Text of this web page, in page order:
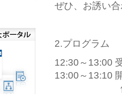
ぜひ、お誘い
2.プログラム
12:30～13:00
13:00～13:10
伊澤 達夫